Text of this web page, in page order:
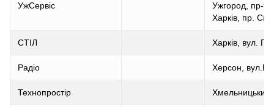
УжСервіс
Ужгород, пр-т.
Харків, пр.
СТІЛ Харків, вул.
Радіо Херсон,
Технопростір